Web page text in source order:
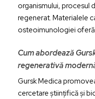
organismului, procesul
regenerat. Materialele
osteoimunologiei oferă
Cum abordează
regenerativă
Gursk Medica
cercetare științifică și